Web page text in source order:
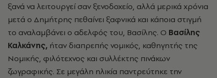
ξανά να λειτουργεί σαν ξενοδοχείο, αλλά μερικά χρόνια
μετά ο Δημήτρης πεθαίνει ξαφνικά και κάποια στιγμή
το αναλαμβάνει ο αδελφός του, Βασίλης. Ο Βασίλης
Καλκάνης, ήταν διαπρεπής νομικός, καθηγητής της
Νομικής, φιλότεχνος και συλλέκτης πινάκων
ζωγραφικής. Σε μεγάλη ηλικία παντρεύτηκε την